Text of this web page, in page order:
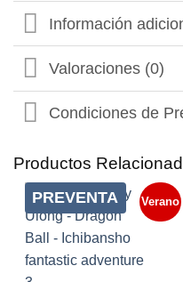
Información
Valoraciones (0)
Condiciones de
Productos
PREVENTA Verano